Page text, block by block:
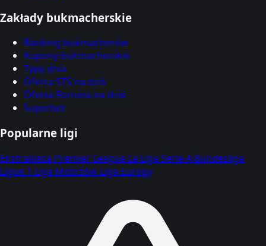
Zakłady bukmacherskie
Ranking bukmacherów
Kupony bukmacherskie
Typy dnia
Oferta STS na dziś
Oferta Fortuna na dziś
Superbet
Popularne ligi
Ekstraklasa Premier League La Liga Serie A Bundesliga
Ligue 1 Liga Mistrzów Liga Europy